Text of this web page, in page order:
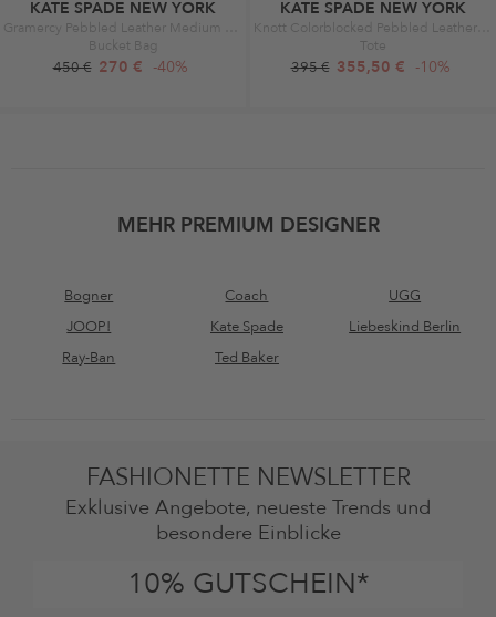
KATE SPADE NEW YORK
Bucket Bag
450 € 270 € -40%
KATE SPADE NEW YORK
Tote
395 € 355,50 € -10%
MEHR PREMIUM DESIGNER
Bogner Coach
UGG
JOOP!
Kate Spade
Liebeskind Berlin
Ray-Ban
Ted Baker
FASHIONETTE NEWSLETTER
Exklusive Angebote, neueste Trends und
besondere Einblicke
10% GUTSCHEIN*